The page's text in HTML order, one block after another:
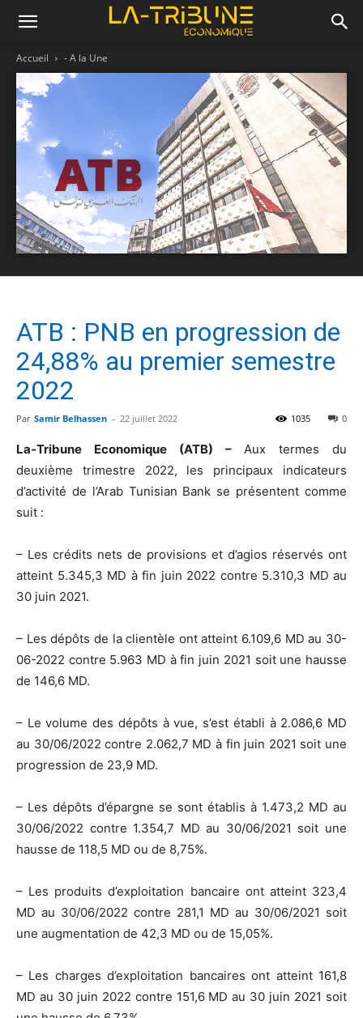
Accueil - A la Une
ATB : PNB en progression de
24,88% au premier semestre
2022
Par Samir Belhassen - 22 juillet 2022 0
1035
La-Tribune Economique (ATB) – Aux termes du
deuxième trimestre 2022, les principaux indicateurs
d’activité de l’Arab Tunisian Bank se présentent comme
suit :
– Les crédits nets de provisions et d’agios réservés ont
atteint 5.345,3 MD à fin juin 2022 contre 5.310,3 MD au
30 juin 2021.
– Les dépôts de la clientèle ont atteint 6.109,6 MD au 30-
06-2022 contre 5.963 MD à fin juin 2021 soit une hausse
de 146,6 MD.
– Le volume des dépôts à vue, s’est établi à 2.086,6 MD
au 30/06/2022 contre 2.062,7 MD à fin juin 2021 soit une
progression de 23,9 MD.
– Les dépôts d’épargne se sont établis à 1.473,2 MD au
30/06/2022 contre 1.354,7 MD au 30/06/2021 soit une
hausse de 118,5 MD ou de 8,75%.
– Les produits d’exploitation bancaire ont atteint 323,4
MD au 30/06/2022 contre 281,1 MD au 30/06/2021 soit
une augmentation de 42,3 MD ou de 15,05%.
– Les charges d’exploitation bancaires ont atteint 161,8
MD au 30 juin 2022 contre 151,6 MD au 30 juin 2021 soit